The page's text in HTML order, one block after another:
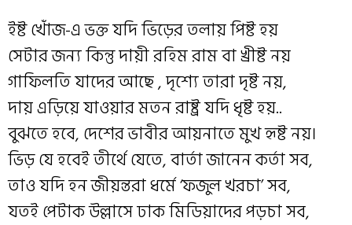
ইষ্ট খোঁজ-এ ভক্ত যদি ভিড়ের তলায় পিষ্ট হয়
সেটার জন্য কিন্তু দায়ী রহিম রাম বা খ্রীষ্ট নয়
গাফিলতি যাদের আছে , দৃশ্যে তারা দৃষ্ট নয়,
দায় এড়িয়ে যাওয়ার মতন রাষ্ট্র যদি ধৃষ্ট হয়..
বুঝতে হবে, দেশের ভাবীর আয়নাতে মুখ হৃষ্ট নয়।
ভিড় যে হবেই তীর্থে যেতে, বার্তা জানেন কর্তা সব,
তাও যদি হন জীয়ন্তরা ধর্মে ‘ফজুল খরচা’ সব,
যতই পেটাক উল্লাসে ঢাক মিডিয়াদের পড়চা সব,